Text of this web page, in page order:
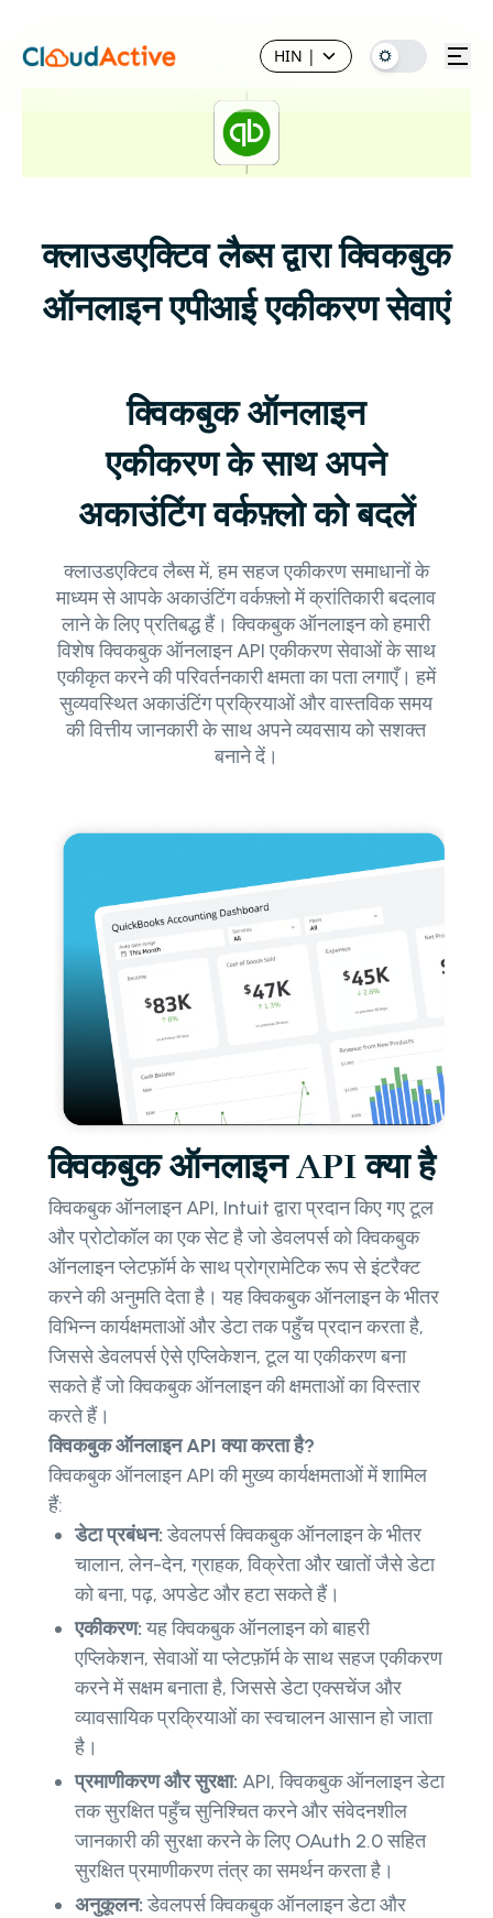
HIN |
क्लाउडएक्टिव लैब्स द्वारा क्विकबुक
ऑनलाइन एपीआई एकीकरण सेवाएं
क्विकबुक ऑनलाइन
एकीकरण के साथ अपने
अकाउंटिंग वर्कफ़्लो को बदलें
क्लाउडएक्टिव लैब्स में, हम सहज एकीकरण समाधानों के
माध्यम से आपके अकाउंटिंग वर्कफ़्लो में क्रांतिकारी बदलाव
लाने के लिए प्रतिबद्ध हैं। क्विकबुक ऑनलाइन को हमारी
विशेष क्विकबुक ऑनलाइन API एकीकरण सेवाओं के साथ
एकीकृत करने की परिवर्तनकारी क्षमता का पता लगाएँ। हमें
सुव्यवस्थित अकाउंटिंग प्रक्रियाओं और वास्तविक समय
की वित्तीय जानकारी के साथ अपने व्यवसाय को सशक्त
बनाने दें।
क्विकबुक ऑनलाइन API क्या है
क्विकबुक ऑनलाइन API, Intuit द्वारा प्रदान किए गए टूल
और प्रोटोकॉल का एक सेट है जो डेवलपर्स को क्विकबुक
ऑनलाइन प्लेटफ़ॉर्म के साथ प्रोग्रामेटिक रूप से इंटरैक्ट
करने की अनुमति देता है। यह क्विकबुक ऑनलाइन के भीतर
विभिन्न कार्यक्षमताओं और डेटा तक पहुँच प्रदान करता है,
जिससे डेवलपर्स ऐसे एप्लिकेशन, टूल या एकीकरण बना
सकते हैं जो क्विकबुक ऑनलाइन की क्षमताओं का विस्तार
करते हैं।
क्विकबुक ऑनलाइन API क्या करता है?
क्विकबुक ऑनलाइन API की मुख्य कार्यक्षमताओं में शामिल
हैं:
डेटा प्रबंधन:डेवलपर्स क्विकबुक ऑनलाइन के भीतर
चालान, लेन-देन, ग्राहक, विक्रेता और खातों जैसे डेटा
को बना, पढ़, अपडेट और हटा सकते हैं।
एकीकरण:यह क्विकबुक ऑनलाइन को बाहरी
एप्लिकेशन, सेवाओं या प्लेटफ़ॉर्म के साथ सहज एकीकरण
करने में सक्षम बनाता है, जिससे डेटा एक्सचेंज और
व्यावसायिक प्रक्रियाओं का स्वचालन आसान हो जाता
है।
प्रमाणीकरण और सुरक्षा: API, क्विकबुक ऑनलाइन डेटा
तक सुरक्षित पहुँच सुनिश्चित करने और संवेदनशील
जानकारी की सुरक्षा करने के लिए OAuth 2.0 सहित
सुरक्षित प्रमाणीकरण तंत्र का समर्थन करता है।
अनुकूलन:डेवलपर्स क्विकबुक ऑनलाइन डेटा और